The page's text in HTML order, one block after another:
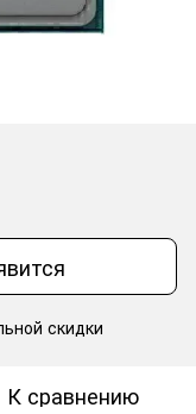
скидки
К сравнению